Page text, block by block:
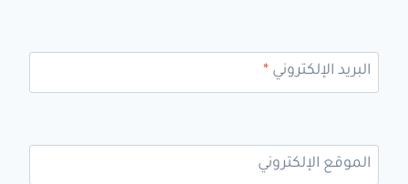
البريد الإلكتروني *
الموقع الإلكتروني